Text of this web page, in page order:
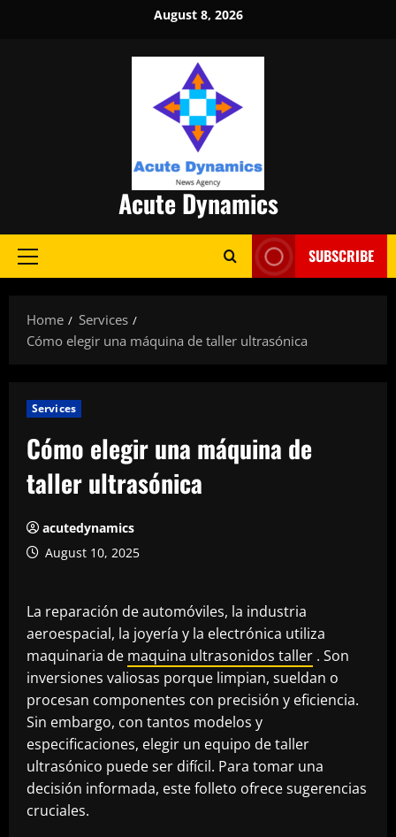
August 8, 2026
Acute Dynamics
Primary
SUBSCRIBE
Home
Services
Cómo elegir una máquina de taller ultrasónica
Services
Cómo elegir una máquina de
taller ultrasónica
acutedynamics
August 10, 2025
La reparación de automóviles, la industria
aeroespacial, la joyería y la electrónica utiliza
maquinaria de maquina ultrasonidos taller . Son
inversiones valiosas porque limpian, sueldan o
procesan componentes con precisión y eficiencia.
Sin embargo, con tantos modelos y
especificaciones, elegir un equipo de taller
ultrasónico puede ser difícil. Para tomar una
decisión informada, este folleto ofrece sugerencias
cruciales.